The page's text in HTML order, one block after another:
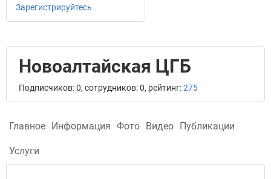
Зарегистрируйтесь
Новоалтайская ЦГБ
Подписчиков: 0, сотрудников: 0, рейтинг:275
Главное Информация Фото Видео Публикации
Услуги